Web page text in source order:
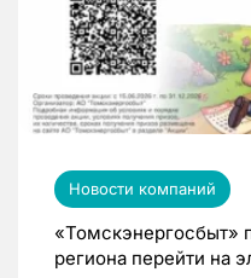
Новости компаний
«Томскэнергосбыт»
региона перейти на